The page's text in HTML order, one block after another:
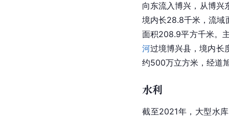
向东流入博兴，从博兴
境内长28.8千米，流域
面积208.9平方千米。
河过境博兴县，境内长
约500万立方米，经道
水利
截至2021年，大型水